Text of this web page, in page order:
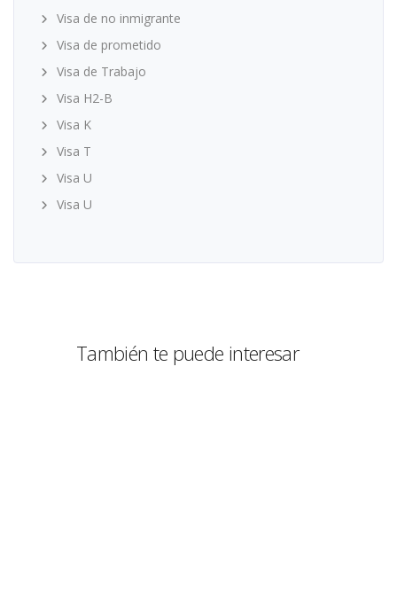
Visa de no inmigrante
Visa de prometido
Visa de Trabajo
Visa H2-B
Visa K
Visa T
Visa U
Visa U
También te puede interesar